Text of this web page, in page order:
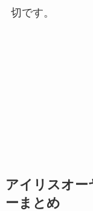
切です。
アイリスオー
ーまとめ